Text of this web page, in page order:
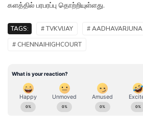
களத்தில் பரபரப்பு தொற்றியுள்ளது.
TAGS: # TVKVIJAY # AADHAVARJUNA
# CHENNAIHIGHCOURT